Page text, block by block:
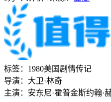
标签： 1980美国 剧情传记
导演： 大卫·林奇
主演： 安东尼·霍普金斯约翰·